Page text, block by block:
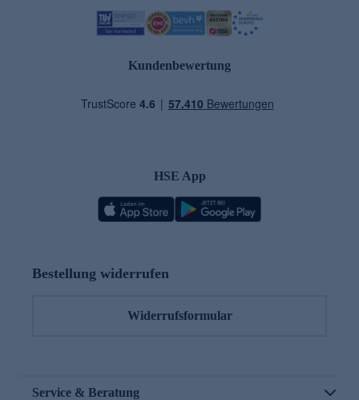
Kundenbewertung
HSE App
Bestellung widerrufen
Widerrufsformular
Service & Beratung